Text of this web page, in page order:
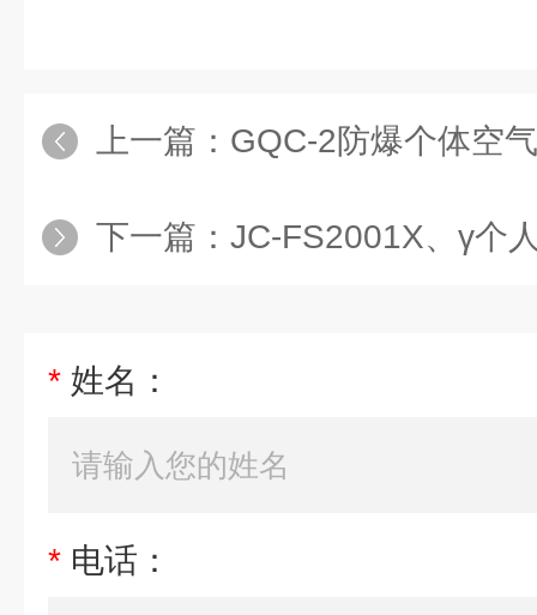
上一篇： GQC-2防爆个体空
下一篇： JC-FS2001X、γ个
* 姓名：
* 电话：